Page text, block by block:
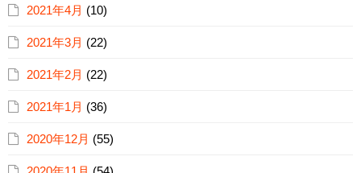
2021年4月 (10)
2021年3月 (22)
2021年2月 (22)
2021年1月 (36)
2020年12月 (55)